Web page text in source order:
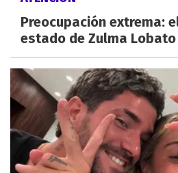
Preocupación extrema:
estado de Zulma Lobato